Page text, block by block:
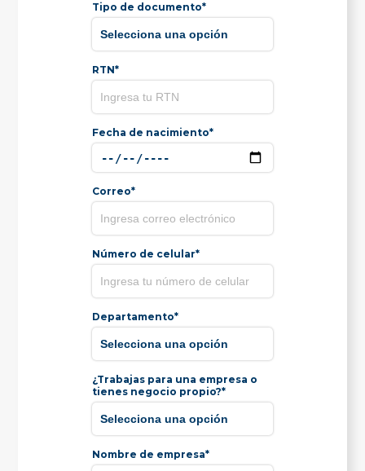
Tipo de documento*
RTN*
Fecha de nacimiento*
Correo*
Número de celular*
Departamento*
¿Trabajas para una empresa o
tienes negocio propio?*
Nombre de empresa*